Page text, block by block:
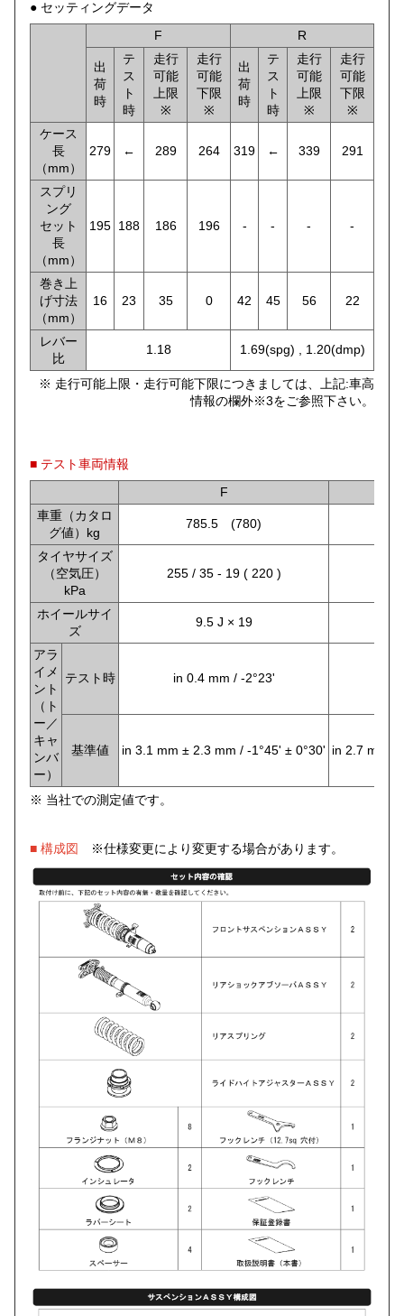
● セッティングデータ
F
R
出
荷
時
テ
ス
ト
時
走行
可能
上限
※
走行
可能
下限
※
出
荷
時
テ
ス
ト
時
走行
可能
上限
※
走行
可能
下限
※
ケース
長
（mm）
279 ← 289 264 319 ← 339 291
スプリ
ング
セット
長
（mm）
195 188 186 196 - - - -
巻き上
げ寸法
（mm）
16 23 35 0 42 45 56 22
レバー
比
1.18 1.69(spg) , 1.20(dmp)
※ 走行可能上限・走行可能下限につきましては、上記:車高
情報の欄外※3をご参照下さい。
■ テスト車両情報
F
車重（カタロ
グ値）kg
785.5 (780)
タイヤサイズ
（空気圧）
kPa
255 / 35 - 19 ( 220 )
ホイールサイ
ズ
9.5 J × 19
アラ
イメ
ント
（ト
ー／
キャ
ンバ
ー）
テスト時 in 0.4 mm / -2°23'
基準値 in 3.1 mm ± 2.3 mm / -1°45' ± 0°30' in 2.7 mm ±
※ 当社での測定値です。
■ 構成図 ※仕様変更により変更する場合があります。